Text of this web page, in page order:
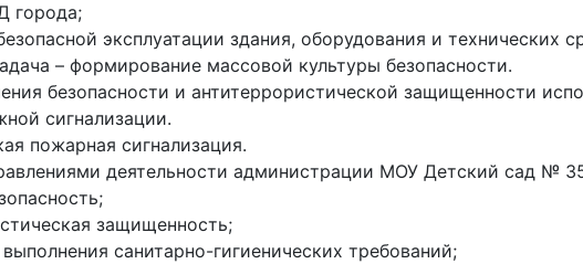
города;
эксплуатации здания, оборудования и технических
– формирование массовой культуры безопасности.
безопасности и антитеррористической защищенности
сигнализации.
пожарная сигнализация.
деятельности администрации МОУ Детский сад №
защищенность;
санитарно-гигиенических требований;